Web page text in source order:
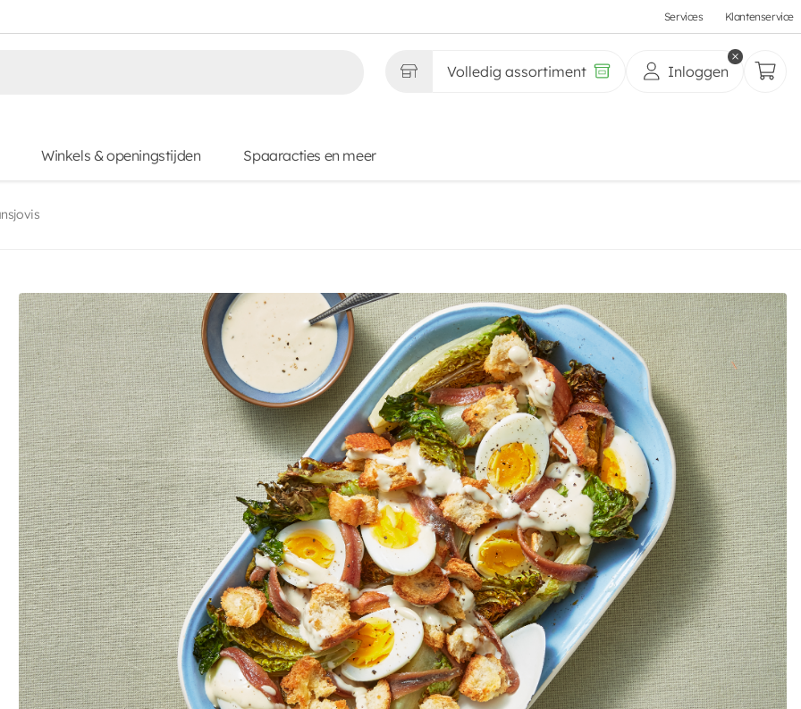
Services Klantenservice
Volledig assortiment Inloggen
Winkels & openingstijden Spaaracties en meer